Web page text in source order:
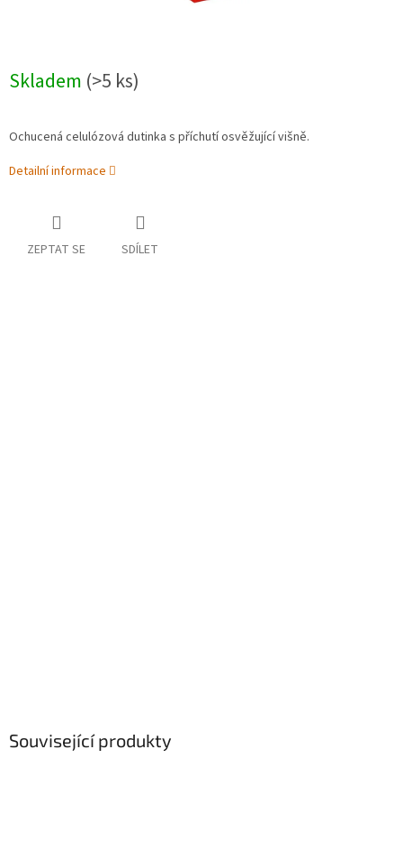
Skladem (>5 ks)
Ochucená celulózová dutinka s příchutí osvěžující višně.
Detailní informace
ZEPTAT SE SDÍLET
Související produkty